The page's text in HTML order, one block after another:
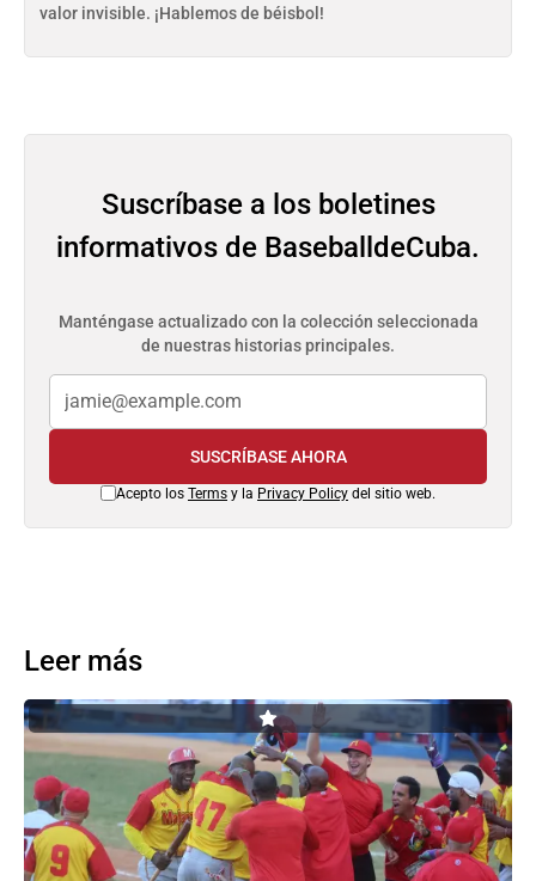
valor invisible. ¡Hablemos de béisbol!
Suscríbase a los boletines
informativos de BaseballdeCuba.
Manténgase actualizado con la colección seleccionada
de nuestras historias principales.
SUSCRÍBASE AHORA
Acepto los Terms y la Privacy Policy del sitio web.
Leer más